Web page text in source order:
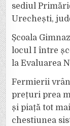
sediul
Urechești,
Școala
locul I între
la Evaluarea
Fermierii
prețuri prea
și piață tot
chestiunea